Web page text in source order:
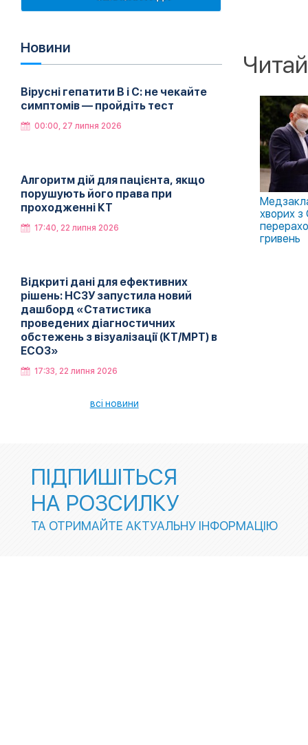
Новини
Вірусні гепатити B і C: не чекайте
симптомів — пройдіть тест
00:00, 27 липня 2026
Алгоритм дій для пацієнта, якщо
порушують його права при
проходженні КТ
17:40, 22 липня 2026
Відкриті дані для ефективних
рішень: НСЗУ запустила новий
дашборд «Статистика
проведених діагностичних
обстежень з візуалізації (КТ/МРТ) в
ЕСОЗ»
17:33, 22 липня 2026
всі новини
хворих з
гривень
ПІДПИШІТЬСЯ
НА РОЗСИЛКУ
ТА ОТРИМАЙТЕ АКТУАЛЬНУ ІНФОРМАЦІЮ